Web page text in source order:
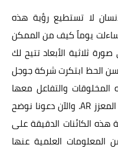
لا تستطيع رؤية هذه
يوماً كيف من الممكن
ثلاثية الأبعاد تتيح لك
الحظ ابتكرت شركة جوجل
والتفاعل معها
بشكل أفضل عن طريق تقنية الواقع المعزز AR. والآن دعونا نوضح
الكائنات الدقيقة على
المعلومات العلمية عنها